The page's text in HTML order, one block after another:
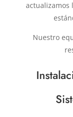
actualizamos
Nuestro